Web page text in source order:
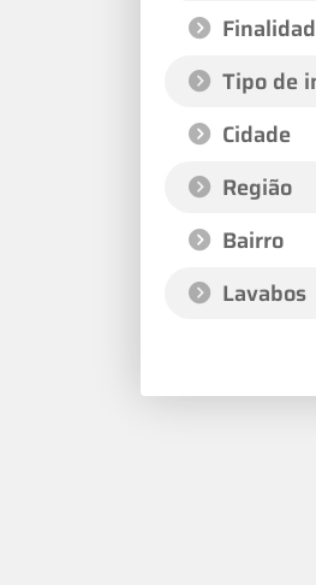
Tipo de
Cidade
Região
Bairro
Lavabos